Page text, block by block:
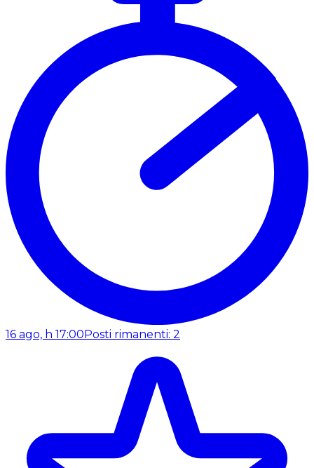
16 ago, h 17:00Posti rimanenti: 2